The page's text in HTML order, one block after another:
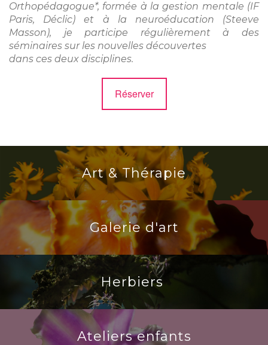
Orthopédagogue*, formée à la gestion mentale (IF
Paris, Déclic) et à la neuroéducation (Steeve
Masson), je participe régulièrement à des
séminaires sur les nouvelles découvertes
dans ces deux disciplines.
Réserver
Art & Thérapie
Galerie d'art
Herbiers
Ateliers enfants